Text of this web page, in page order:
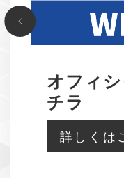
オフィ
チラ
詳しくは